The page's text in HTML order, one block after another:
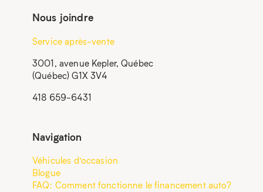
Nous joindre
Service après-vente
3001, avenue Kepler, Québec
(Québec) G1X 3V4
418 659-6431
Navigation
Véhicules d’occasion
Blogue
FAQ: Comment fonctionne le financement auto?